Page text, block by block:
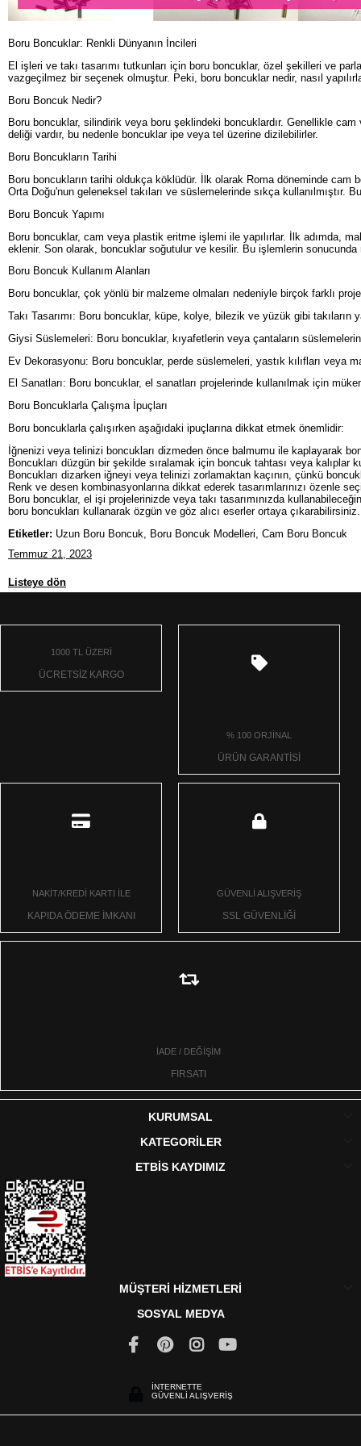
Boru Boncuklar: Renkli Dünyanın İncileri
El işleri ve takı tasarımı tutkunları için boru boncuklar, özel şekilleri ve
vazgeçilmez bir seçenek olmuştur. Peki, boru boncuklar nedir, nasıl
Boru Boncuk Nedir?
Boru boncuklar, silindirik veya boru şeklindeki boncuklardır. Genellikle cam
deliği vardır, bu nedenle boncuklar ipe veya tel üzerine dizilebilirler.
Boru Boncukların Tarihi
Boru boncukların tarihi oldukça köklüdür. İlk olarak Roma döneminde cam
Orta Doğu'nun geleneksel takıları ve süslemelerinde sıkça kullanılmıştır.
Boru Boncuk Yapımı
Boru boncuklar, cam veya plastik eritme işlemi ile yapılırlar. İlk adımda,
eklenir. Son olarak, boncuklar soğutulur ve kesilir. Bu işlemlerin
Boru Boncuk Kullanım Alanları
Boru boncuklar, çok yönlü bir malzeme olmaları nedeniyle birçok farklı
Takı Tasarımı: Boru boncuklar, küpe, kolye, bilezik ve yüzük gibi takıların
Giysi Süslemeleri: Boru boncuklar, kıyafetlerin veya çantaların
Ev Dekorasyonu: Boru boncuklar, perde süslemeleri, yastık kılıfları veya
El Sanatları: Boru boncuklar, el sanatları projelerinde kullanılmak için
Boru Boncuklarla Çalışma İpuçları
Boru boncuklarla çalışırken aşağıdaki ipuçlarına dikkat etmek önemlidir:
İğnenizi veya telinizi boncukları dizmeden önce balmumu ile kaplayarak
Boncukları düzgün bir şekilde sıralamak için boncuk tahtası veya kalıplar
Boncukları dizarken iğneyi veya telinizi zorlamaktan kaçının, çünkü
Renk ve desen kombinasyonlarına dikkat ederek tasarımlarınızı özenle
Boru boncuklar, el işi projelerinizde veya takı tasarımınızda
boru boncukları kullanarak özgün ve göz alıcı eserler ortaya çıkarabilirsiniz.
Etiketler: Uzun Boru Boncuk, Boru Boncuk Modelleri, Cam Boru Boncuk
Temmuz 21, 2023
Listeye dön
1000 TL ÜZERİ
ÜCRETSİZ KARGO
% 100 ORJİNAL
ÜRÜN GARANTİSİ
NAKİT/KREDİ KARTI İLE
KAPIDA ÖDEME İMKANI
GÜVENLİ ALIŞVERİŞ
SSL GÜVENLİĞİ
İADE / DEĞİŞİM
FIRSATI
KURUMSAL
KATEGORİLER
ETBİS KAYDIMIZ
MÜŞTERİ HİZMETLERİ
SOSYAL MEDYA
İNTERNETTE
GÜVENLİ ALIŞVERİŞ